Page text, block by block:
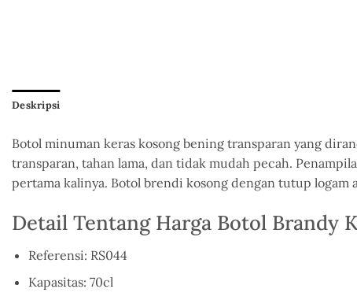
Deskripsi
Botol minuman keras kosong bening transparan yang
transparan, tahan lama, dan tidak mudah pecah.
pertama kalinya. Botol brendi kosong dengan tutup logam
Detail Tentang Harga Botol Brandy
Referensi: RS044
Kapasitas: 70cl